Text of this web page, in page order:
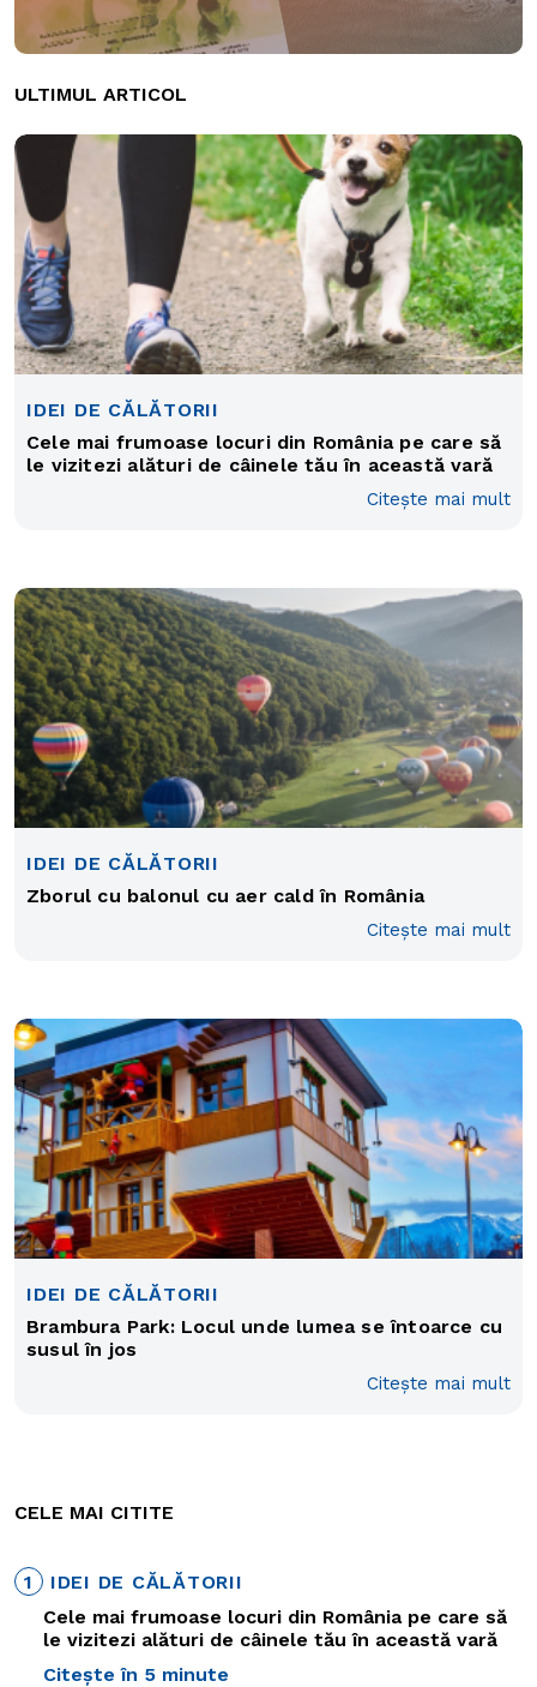
ULTIMUL ARTICOL
IDEI DE CĂLĂTORII
Cele mai frumoase locuri din România pe care să
le vizitezi alături de câinele tău în această vară
Citește mai mult
IDEI DE CĂLĂTORII
Zborul cu balonul cu aer cald în România
Citește mai mult
IDEI DE CĂLĂTORII
Brambura Park: Locul unde lumea se întoarce cu
susul în jos
Citește mai mult
CELE MAI CITITE
1
IDEI DE CĂLĂTORII
Cele mai frumoase locuri din România pe care să
le vizitezi alături de câinele tău în această vară
Citește în 5 minute